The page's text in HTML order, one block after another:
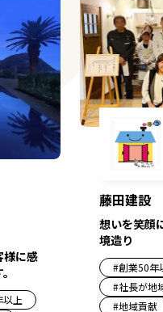
様に感
以上
藤田建設
想いを笑顔
境造り
#創業50年
#社長が地
#地域貢献